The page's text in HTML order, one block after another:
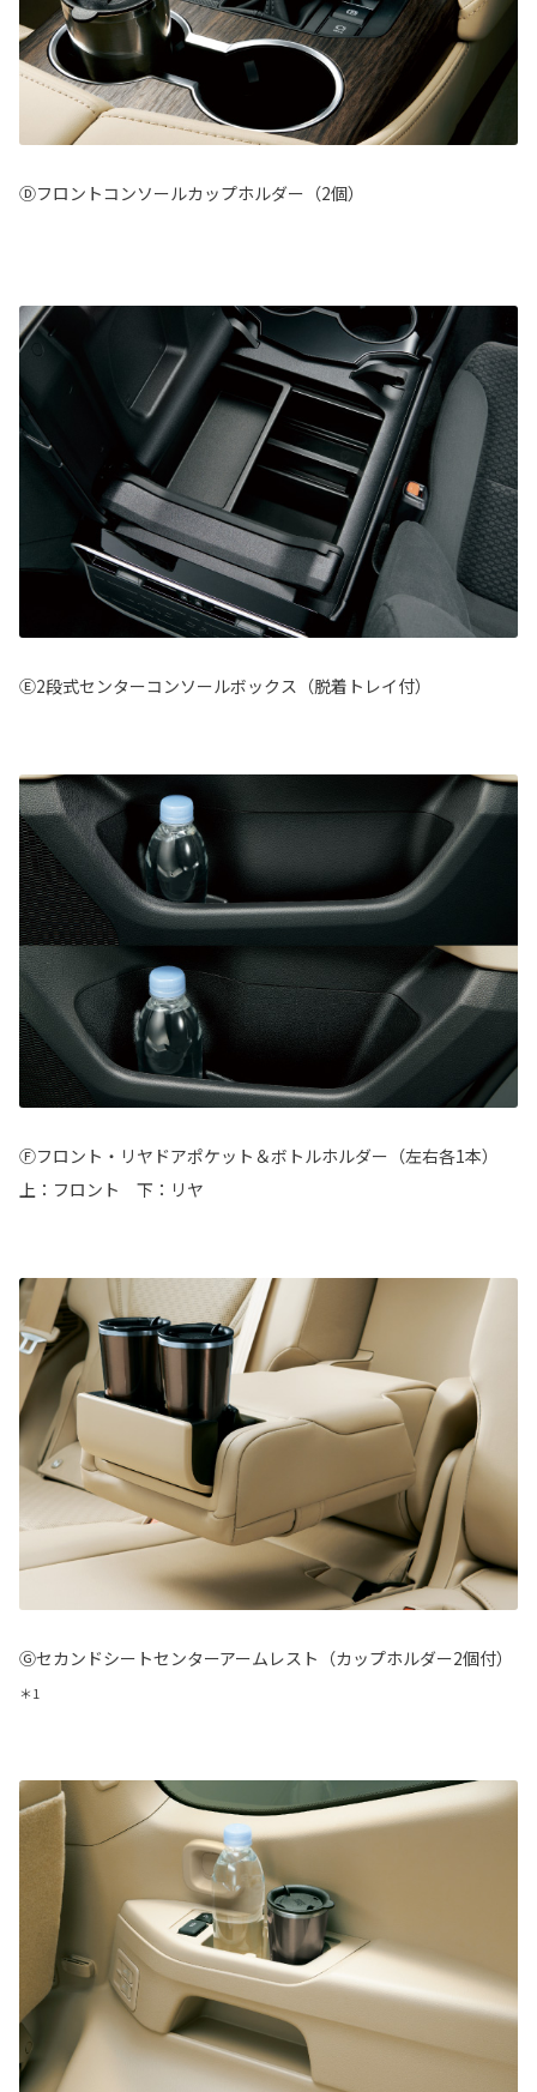
Ⓓフロントコンソールカップホルダー（2個）
Ⓔ2段式センターコンソールボックス（脱着トレイ付）
Ⓕフロント・リヤドアポケット＆ボトルホルダー（左右各1本）
上：フロント 下：リヤ
Ⓖセカンドシートセンターアームレスト（カップホルダー2個付）
＊1